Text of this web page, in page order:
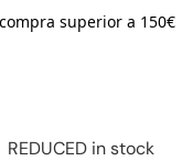
superior a 150€
REDUCED in stock